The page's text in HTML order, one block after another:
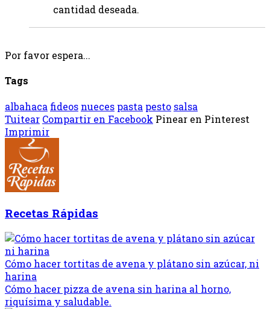
cantidad deseada.
Por favor espera...
Tags
albahaca fideos nueces pasta pesto salsa
Tuitear Compartir en Facebook Pinear en Pinterest
Imprimir
Recetas Rápidas
Cómo hacer tortitas de avena y plátano sin azúcar, ni
harina
Cómo hacer pizza de avena sin harina al horno,
riquísima y saludable.